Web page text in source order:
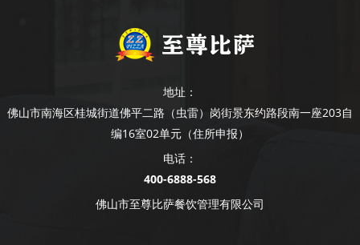
地址：
佛山市南海区桂城街道佛平二路（虫雷）岗街景东约路段南一座203自
编16室02单元（住所申报）
电话：
400-6888-568
佛山市至尊比萨餐饮管理有限公司